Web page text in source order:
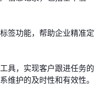
签功能，帮助企业精准定
具，实现客户跟进任务的
维护的及时性和有效性。